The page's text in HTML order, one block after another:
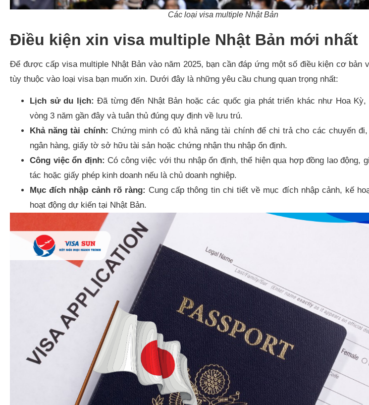
Các loại visa multiple Nhật Bản
Điều kiện xin visa multiple Nhật Bản mới nhất
Để được cấp visa multiple Nhật Bản vào năm 2025, bạn cần đáp ứng một số điều kiện cơ bản
tùy thuộc vào loại visa bạn muốn xin. Dưới đây là những yêu cầu chung quan trọng nhất:
Lịch sử du lịch: Đã từng đến Nhật Bản hoặc các quốc gia phát triển khác như Hoa Kỳ,
vòng 3 năm gần đây và tuân thủ đúng quy định về lưu trú.​
Khả năng tài chính: Chứng minh có đủ khả năng tài chính để chi trả cho các chuyến
ngân hàng, giấy tờ sở hữu tài sản hoặc chứng nhận thu nhập ổn định.​
Công việc ổn định: Có công việc với thu nhập ổn định, thể hiện qua hợp đồng lao động,
tác hoặc giấy phép kinh doanh nếu là chủ doanh nghiệp.​
Mục đích nhập cảnh rõ ràng: Cung cấp thông tin chi tiết về mục đích nhập cảnh, kế
hoạt động dự kiến tại Nhật Bản.